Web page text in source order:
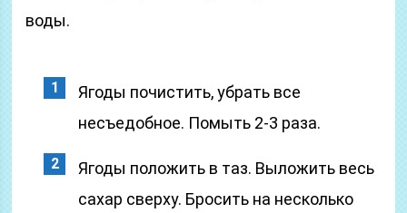
воды.
Ягоды почистить, убрать все
несъедобное. Помыть 2-3 раза.
Ягоды положить в таз. Выложить весь
сахар сверху. Бросить на несколько